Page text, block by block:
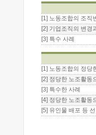
[1] 노동조합의 조직
[2] 기업조직의 변경
[3] 특수 사례
[1] 노동조합의 정당
[2] 정당한 노조활동
[3] 특수한 사례
[4] 정당한 노조활동
[5] 유인물 배포 등